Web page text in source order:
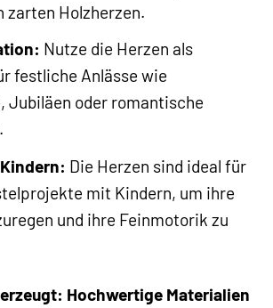
zarten Holzherzen.
Nutze die Herzen als
festliche Anlässe wie
Jubiläen oder romantische
Die Herzen sind ideal für
mit Kindern, um ihre
und ihre Feinmotorik zu
Hochwertige Materialien